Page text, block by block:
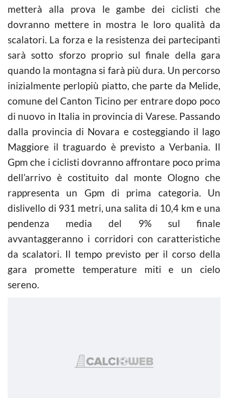
metterà alla prova le gambe dei ciclisti che
dovranno mettere in mostra le loro qualità da
scalatori. La forza e la resistenza dei partecipanti
sarà sotto sforzo proprio sul finale della gara
quando la montagna si farà più dura. Un percorso
inizialmente perlopiù piatto, che parte da Melide,
comune del Canton Ticino per entrare dopo poco
di nuovo in Italia in provincia di Varese. Passando
dalla provincia di Novara e costeggiando il lago
Maggiore il traguardo è previsto a Verbania. Il
Gpm che i ciclisti dovranno affrontare poco prima
dell’arrivo è costituito dal monte Ologno che
rappresenta un Gpm di prima categoria. Un
dislivello di 931 metri, una salita di 10,4 km e una
pendenza media del 9% sul finale
avvantaggeranno i corridori con caratteristiche
da scalatori. Il tempo previsto per il corso della
gara promette temperature miti e un cielo
sereno.